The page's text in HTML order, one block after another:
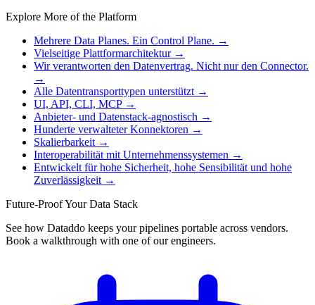
Explore More of the Platform
Mehrere Data Planes. Ein Control Plane. →
Vielseitige Plattformarchitektur →
Wir verantworten den Datenvertrag. Nicht nur den Connector.
→
Alle Datentransporttypen unterstützt →
UI, API, CLI, MCP →
Anbieter- und Datenstack-agnostisch →
Hunderte verwalteter Konnektoren →
Skalierbarkeit →
Interoperabilität mit Unternehmenssystemen →
Entwickelt für hohe Sicherheit, hohe Sensibilität und hohe
Zuverlässigkeit →
Future-Proof Your Data Stack
See how Dataddo keeps your pipelines portable across vendors.
Book a walkthrough with one of our engineers.